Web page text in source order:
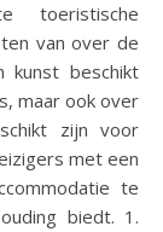
van over de
kunst beschikt
maar ook over
zijn voor
met een
te
biedt. 1.